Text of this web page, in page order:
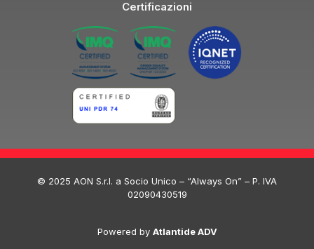
Certificazioni
© 2025 AON S.r.l. a Socio Unico – “Always On” – P. IVA
02090430519
Powered by Atlantide ADV